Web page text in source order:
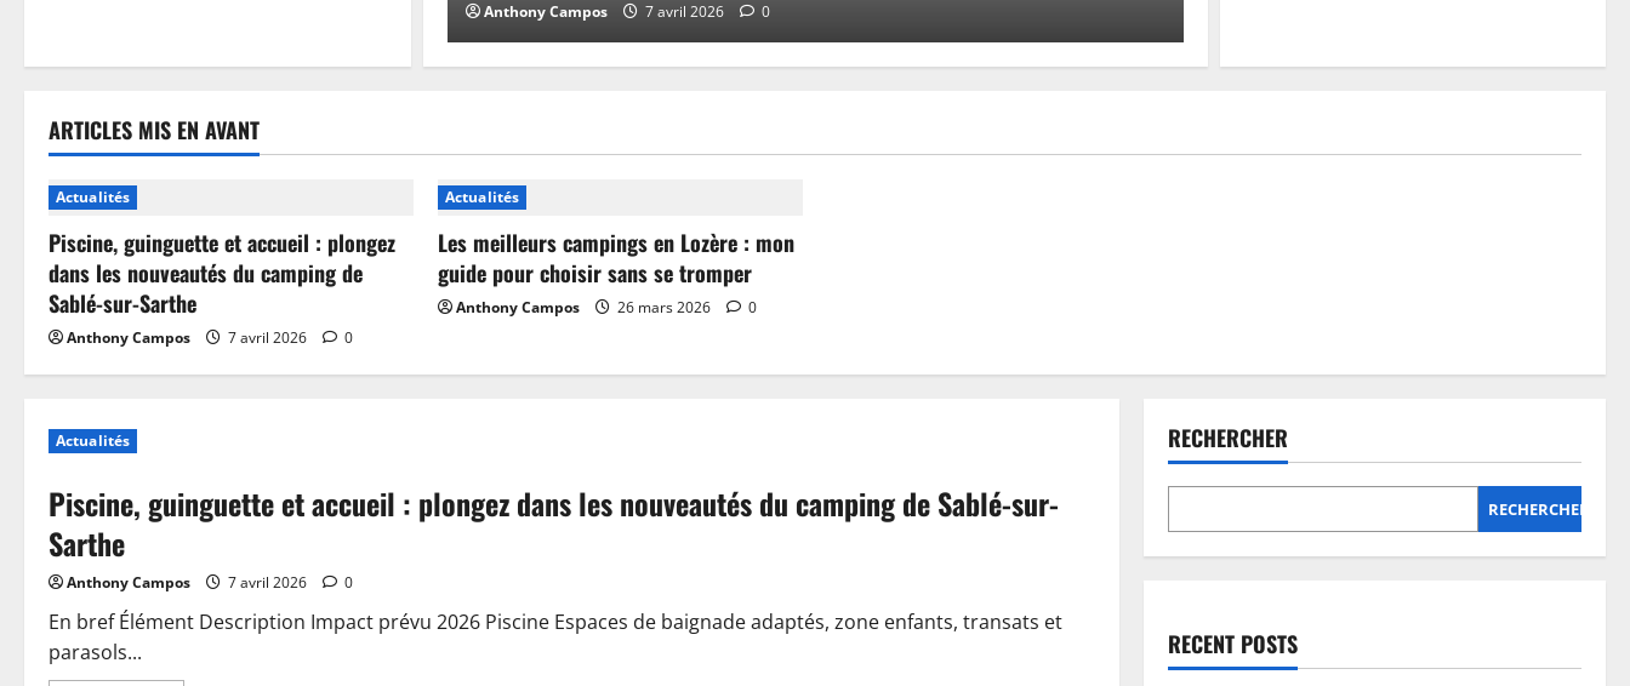
Anthony Campos 7 avril 2026 0
ARTICLES MIS EN AVANT
Actualités
Piscine, guinguette et accueil : plongez
dans les nouveautés du camping de
Sablé-sur-Sarthe
Anthony Campos 7 avril 2026 0
Actualités
Les meilleurs campings en Lozère : mon
guide pour choisir sans se tromper
Anthony Campos 26 mars 2026 0
Actualités
Piscine, guinguette et accueil : plongez dans les nouveautés du camping de Sablé-sur-
Sarthe
Anthony Campos 7 avril 2026 0
En bref Élément Description Impact prévu 2026 Piscine Espaces de baignade adaptés, zone enfants, transats et
parasols...
RECHERCHER
RECHERCHER
RECENT POSTS